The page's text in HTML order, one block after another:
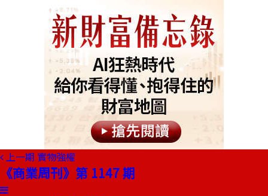
上一期 實物強權
《商業周刊》第 1147 期